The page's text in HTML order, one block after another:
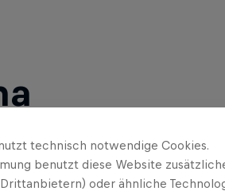
technisch notwendige Cookies.
benutzt diese Website
oder ähnliche